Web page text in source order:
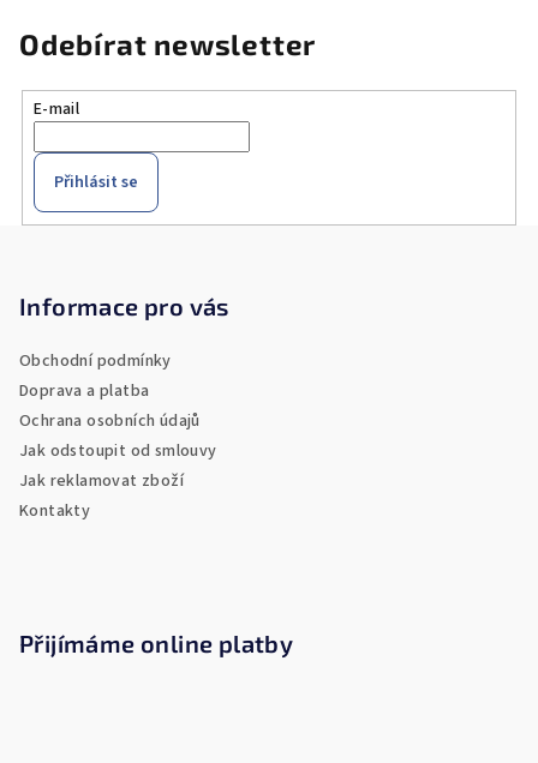
Odebírat newsletter
E-mail
Přihlásit se
Informace pro vás
Obchodní podmínky
Doprava a platba
Ochrana osobních údajů
Jak odstoupit od smlouvy
Jak reklamovat zboží
Kontakty
Přijímáme online platby